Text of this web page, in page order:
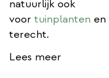
natuurlijk ook
voor tuinplanten en
terecht.
Lees meer